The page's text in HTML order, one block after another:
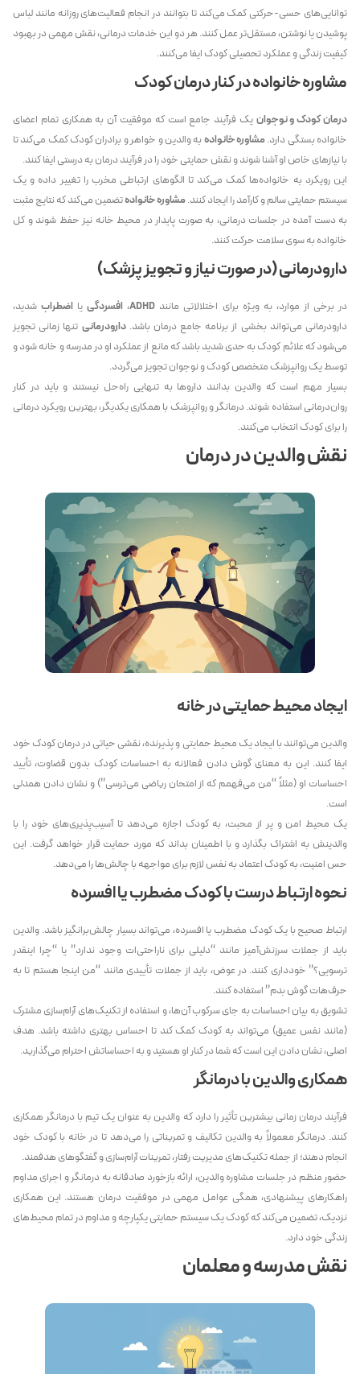
توانایی‌های حسی-حرکتی کمک می‌کند تا بتوانند در انجام فعالیت‌های روزانه مانند لباس
پوشیدن یا نوشتن، مستقل‌تر عمل کنند. هر دو این خدمات درمانی، نقش مهمی در بهبود
کیفیت زندگی و عملکرد تحصیلی کودک ایفا می‌کنند.
مشاوره خانواده در کنار درمان کودک
درمان کودک و نوجوان یک فرآیند جامع است که موفقیت آن به همکاری تمام اعضای
خانواده بستگی دارد.مشاوره خانواده به والدین و خواهر و برادران کودک کمک می‌کند تا
با نیازهای خاص او آشنا شوند و نقش حمایتی خود را در فرآیند درمان به درستی ایفا کنند.
این رویکرد به خانواده‌ها کمک می‌کند تا الگوهای ارتباطی مخرب را تغییر داده و یک
سیستم حمایتی سالم و کارآمد را ایجاد کنند.مشاوره خانوادهتضمین می‌کند که نتایج مثبت
به دست آمده در جلسات درمانی، به صورت پایدار در محیط خانه نیز حفظ شوند و کل
خانواده به سوی سلامت حرکت کنند.
دارودرمانی (در صورت نیاز و تجویز پزشک)
در برخی از موارد، به ویژه برای اختلالاتی مانند ADHD، افسردگییا اضطرابشدید،
دارودرمانی می‌تواند بخشی از برنامه جامع درمان باشد.دارودرمانی تنها زمانی تجویز
می‌شود که علائم کودک به حدی شدید باشد که مانع از عملکرد او در مدرسه و خانه شود و
توسط یک روانپزشک متخصص کودک و نوجوان تجویز می‌گردد.
بسیار مهم است که والدین بدانند داروها به تنهایی راه‌حل نیستند و باید در کنار
روان‌درمانی استفاده شوند. درمانگر و روانپزشک با همکاری یکدیگر، بهترین رویکرد درمانی
را برای کودک انتخاب می‌کنند.
نقش والدین در درمان
ایجاد محیط حمایتی در خانه
والدین می‌توانند با ایجاد یک محیط حمایتی و پذیرنده، نقشی حیاتی در درمان کودک خود
ایفا کنند. این به معنای گوش دادن فعالانه به احساسات کودک بدون قضاوت، تأیید
احساسات او (مثلاً “من می‌فهمم که از امتحان ریاضی می‌ترسی”) و نشان دادن همدلی
است.
یک محیط امن و پر از محبت، به کودک اجازه می‌دهد تا آسیب‌پذیری‌های خود را با
والدینش به اشتراک بگذارد و با اطمینان بداند که مورد حمایت قرار خواهد گرفت. این
حس امنیت، به کودک اعتماد به نفس لازم برای مواجهه با چالش‌ها را می‌دهد.
نحوه ارتباط درست با کودک مضطرب یا افسرده
ارتباط صحیح با یک کودک مضطرب یا افسرده، می‌تواند بسیار چالش‌برانگیز باشد. والدین
باید از جملات سرزنش‌آمیز مانند “دلیلی برای ناراحتی‌ات وجود ندارد” یا “چرا اینقدر
ترسویی؟” خودداری کنند. در عوض، باید از جملات تأییدی مانند “من اینجا هستم تا به
حرف‌هات گوش بدم” استفاده کنند.
تشویق به بیان احساسات به جای سرکوب آن‌ها، و استفاده از تکنیک‌های آرام‌سازی مشترک
(مانند نفس عمیق) می‌تواند به کودک کمک کند تا احساس بهتری داشته باشد. هدف
اصلی، نشان دادن این است که شما در کنار او هستید و به احساساتش احترام می‌گذارید.
همکاری والدین با درمانگر
فرآیند درمان زمانی بیشترین تأثیر را دارد که والدین به عنوان یک تیم با درمانگر همکاری
کنند. درمانگر معمولاً به والدین تکالیف و تمریناتی را می‌دهد تا در خانه با کودک خود
انجام دهند؛ از جمله تکنیک‌های مدیریت رفتار، تمرینات آرام‌سازی و گفتگوهای هدفمند.
حضور منظم در جلسات مشاوره والدین، ارائه بازخورد صادقانه به درمانگر و اجرای مداوم
راهکارهای پیشنهادی، همگی عوامل مهمی در موفقیت درمان هستند. این همکاری
نزدیک، تضمین می‌کند که کودک یک سیستم حمایتی یکپارچه و مداوم در تمام محیط‌های
زندگی خود دارد.
نقش مدرسه و معلمان